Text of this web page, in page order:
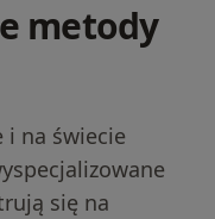
metody
i na świecie
się na